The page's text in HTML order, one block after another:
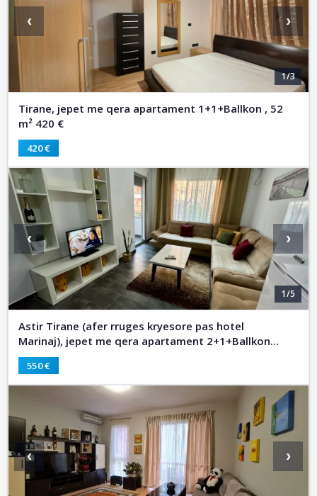
1/3
‹ ›
Tirane, jepet me qera apartament 1+1+Ballkon , 52
m² 420 €
420 €
1/5
‹ ›
Astir Tirane (afer rruges kryesore pas hotel
Marinaj), jepet me qera apartament 2+1+Ballkon
,Kati 1 banim, 80 m² cmimi 550 € (Gjergj Elez Alia)
550 €
‹ ›